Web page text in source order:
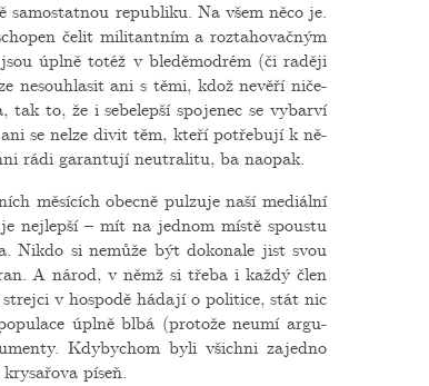
re­pub­li­ku. Na všem něco je.
čelit mi­li­tant­ním a roz­ta­ho­vač­ným
úplně totéž v ble­dě­mod­rém (či ra­dě­ji
ne­sou­hla­sit ani s těmi, kdož ne­vě­ří ni­če­
to, že i se­be­lep­ší spo­je­nec se vy­bar­ví
se nelze divit těm, kteří po­tře­bu­jí k ně­
rádi ga­ran­tu­jí ne­utra­li­tu, ba na­o­pak.
mě­sí­cích obec­ně pul­zu­je naší me­di­ál­ní
nej­lep­ší – mít na jed­nom místě spous­tu
Nikdo si ne­mů­že být do­ko­na­le jist svou
A národ, v němž si třeba i každý člen
v hos­po­dě há­da­jí o po­li­ti­ce, stát nic
úplně blbá (pro­to­že neumí ar­gu­
Kdy­bychom byli všich­ni za­jed­no
píseň.